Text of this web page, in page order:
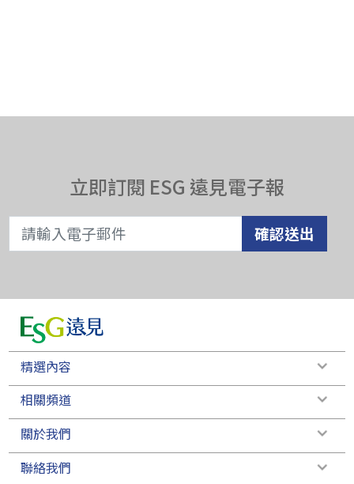
立即訂閱 ESG 遠見電子報
確認送出
精選內容
相關頻道
關於我們
聯絡我們